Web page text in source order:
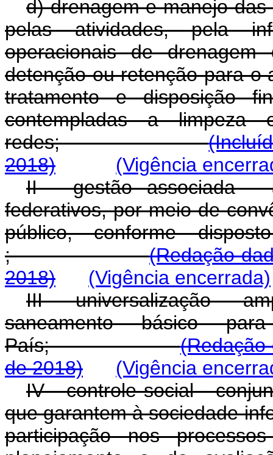
d) drenagem e manejo
pelas atividades, pela
operacionais de
detenção ou retenção para o
tratamento e disposição
contempladas a limpeza
redes;
2018)
(Vigência
II - gestão associada -
federativos, por meio de
público, conforme
;(Redação
2018)
(Vigência encerrada)
III - universalização -
saneamento básico
País;(Redação
de 2018)
(Vigência
IV - controle social -
que garantem à sociedade
participação nos